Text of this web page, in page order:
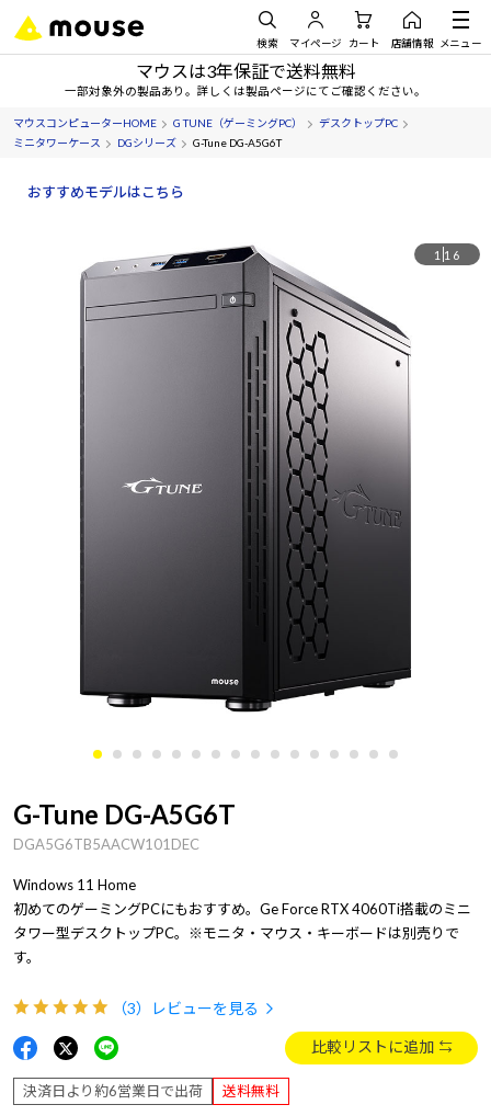
検索 マイページ カート 店舗情報 メニュー
マウスは3年保証で送料無料
一部対象外の製品あり。詳しくは製品ページにてご確認ください。
マウスコンピューターHOME G TUNE（ゲーミングPC）
デスクトップPC
ミニタワーケース
DGシリーズ G-Tune DG-A5G6T
おすすめモデルはこちら
1 16
G-Tune DG-A5G6T
DGA5G6TB5AACW101DEC
Windows 11 Home
初めてのゲーミングPCにもおすすめ。Ge Force RTX 4060Ti搭載のミニ
タワー型デスクトップPC。※モニタ・マウス・キーボードは別売りで
す。
（3） レビューを見る
比較リストに追加
決済日より約6営業日で出荷 送料無料